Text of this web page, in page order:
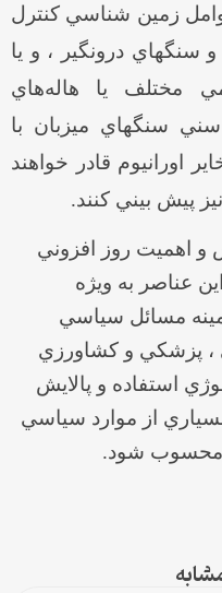
زمين شناسي کنترل
سنگهاي درونگير ، و يا
مختلف يا هاله‌هاي
سني سنگهاي ميزبان با
اورانيوم قادر خواهند
پيش بيني کنند.
و اهميت روز افزوني
عناصر به ويژه
زمينه مسائل سياسي
، پزشکي و کشاورزي
استفاده و پالايش
بسياري از موارد سياسي
محسوب شود.